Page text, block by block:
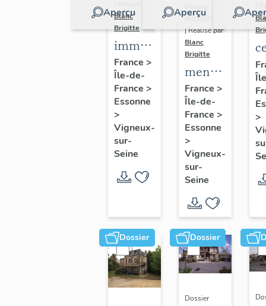
Aperçu
Blanc
Brigitte
immeuble
centre
d'action
sociale
France >
Île-de-
France >
Essonne
>
Vigneux-
sur-
Seine
Aperçu
IA91000933
| Réalisé par
Blanc
Brigitte
menhir
dit la
Pierre-
à-
Mousseau
France >
Île-de-
France >
Essonne
>
Vigneux-
sur-
Seine
>
Dossier Dossier
Dossier